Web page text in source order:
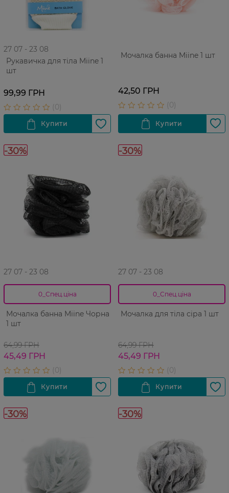
27 07 - 23 08
Рукавичка для тіла Miine 1
шт
99,99 ГРН
Мочалка банна Miine 1 шт
42,50 ГРН
-30%
27 07 - 23 08
0_Спец.ціна
Мочалка банна Miine Чорна
1 шт
64,99 ГРН
45,49 ГРН
-30%
27 07 - 23 08
0_Спец.ціна
Мочалка для тіла сіра 1 шт
64,99 ГРН
45,49 ГРН
-30% -30%